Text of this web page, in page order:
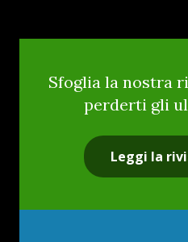
Sfoglia la nostra
perderti gli
Leggi la